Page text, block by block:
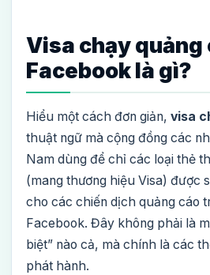
Visa chạy quảng
Facebook là gì?
Hiểu một cách đơn giản, visa
thuật ngữ mà cộng đồng các
Nam dùng để chỉ các loại thẻ
(mang thương hiệu Visa) được
cho các chiến dịch quảng cáo
Facebook. Đây không phải là
biệt” nào cả, mà chính là các
phát hành.